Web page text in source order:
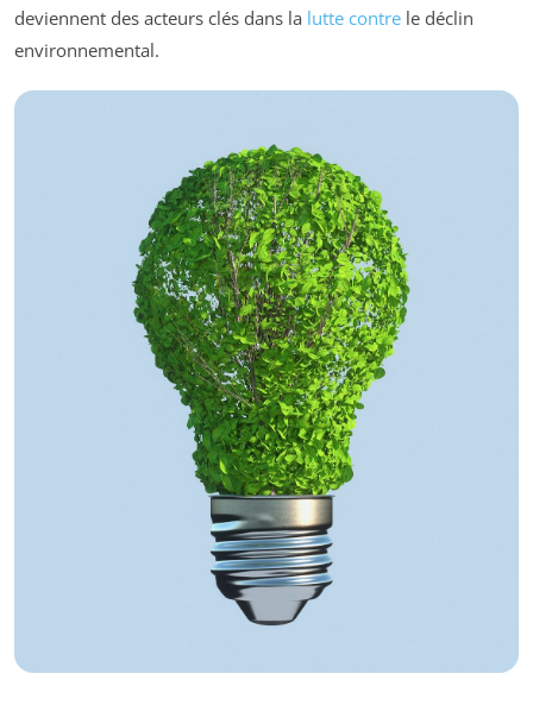
deviennent des acteurs clés dans la lutte contre le déclin
environnemental.